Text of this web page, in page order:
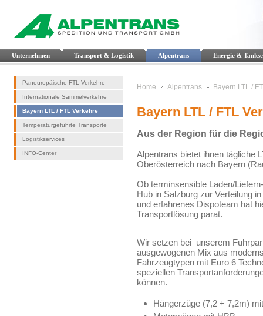
Unternehmen Transport & Logistik Alpentrans Energie &
Paneuropäische FTL-Verkehre
Internationale Sammelverkehre
Bayern LTL / FTL Verkehre
Temperaturgeführte Transporte
Logistikservices
INFO-Center
Home Alpentrans Bayern LTL /
Bayern LTL / FTL
Aus der Region für die
Alpentrans bietet ihnen tägliche
Oberösterreich nach Bayern
Ob terminsensible Laden/
Hub in Salzburg zur Verteilung
und erfahrenes Dispoteam hat
Transportlösung parat.
Wir setzen bei unserem
ausgewogenen Mix aus
Fahrzeugtypen mit Euro 6
speziellen
können.
Hängerzüge (7,2 + 7,2m)